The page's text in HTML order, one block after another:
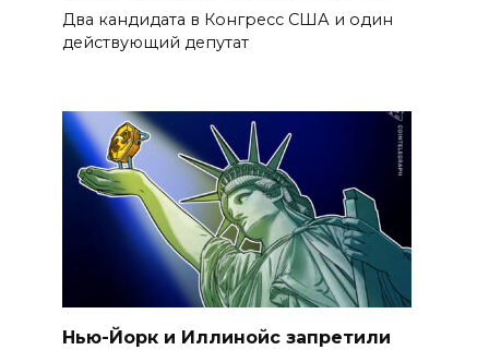
Два кандидата в Конгресс США и один
действующий депутат
Нью-Йорк и Иллинойс запретили